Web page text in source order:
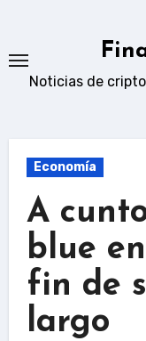
content
Noticias de
Economía
A
blue
fin de
largo